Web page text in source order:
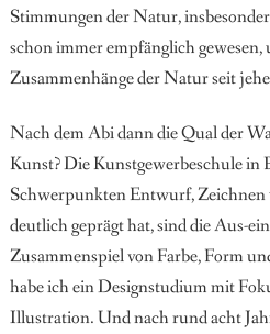
Stimmungen der Natur,
schon immer empfänglich
Zusammenhänge der Natur seit
Nach dem Abi dann die Qual der
Kunst? Die Kunstgewerbeschule in
Schwerpunkten Entwurf,
deutlich geprägt hat, sind die Aus-
Zusammenspiel von Farbe, Form
habe ich ein Designstudium mit
Illustration. Und nach rund acht